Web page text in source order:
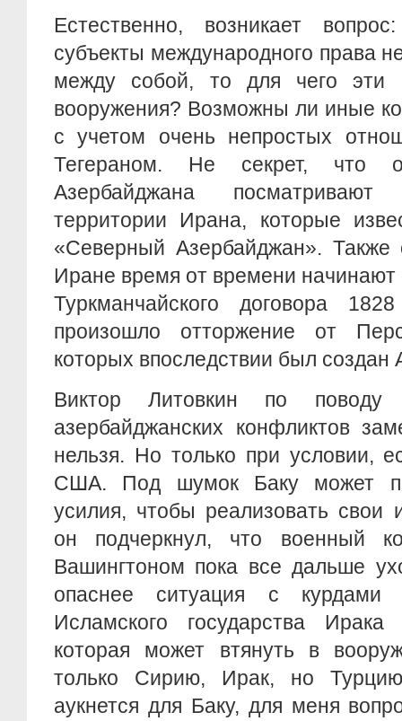
Естественно, возникает
субъекты международного права
между собой, то для чего эти
вооружения? Возможны ли иные
с учетом очень непростых
Тегераном. Не секрет, что
Азербайджана
территории Ирана, которые
«Северный Азербайджан». Также
Иране время от времени начинают
Туркманчайского договора
произошло отторжение от
которых впоследствии был создан
Виктор Литовкин по поводу
азербайджанских конфликтов
нельзя. Но только при условии,
США. Под шумок Баку может
усилия, чтобы реализовать свои
он подчеркнул, что военный
Вашингтоном пока все дальше
опаснее ситуация с
Исламского государства
которая может втянуть в
только Сирию, Ирак, но
аукнется для Баку, для меня